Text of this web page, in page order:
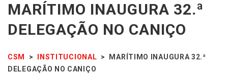
MARÍTIMO INAUGURA 32.ª
DELEGAÇÃO NO CANIÇO
CSM > INSTITUCIONAL >
MARÍTIMO INAUGURA 32.ª
DELEGAÇÃO NO CANIÇO